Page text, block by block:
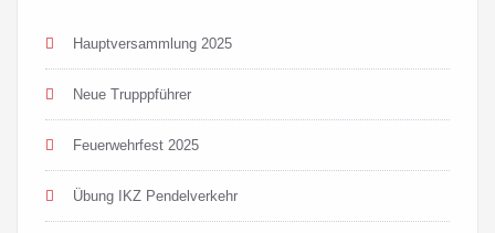
Hauptversammlung 2025
Neue Trupppführer
Feuerwehrfest 2025
Übung IKZ Pendelverkehr